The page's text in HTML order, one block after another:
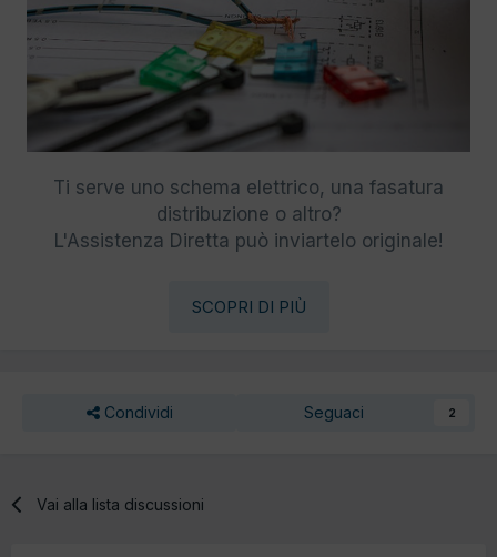
Ti serve uno schema elettrico, una fasatura
distribuzione o altro?
L'Assistenza Diretta può inviartelo originale!
SCOPRI DI PIÙ
Condividi Seguaci 2
Vai alla lista discussioni